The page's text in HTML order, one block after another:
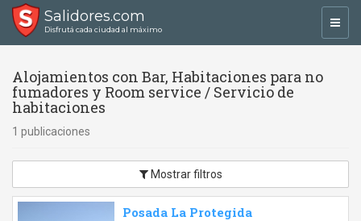
Salidores.com
Disfrutá cada ciudad al máximo
Alojamientos con Bar, Habitaciones para no
fumadores y Room service / Servicio de
habitaciones
1 publicaciones
Mostrar filtros
Posada La Protegida